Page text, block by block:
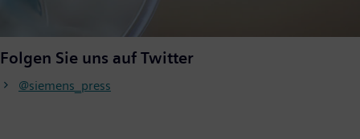
Folgen Sie uns auf Twitter
@siemens_press